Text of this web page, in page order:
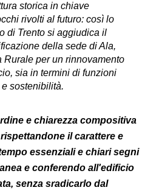
storica in chiave
rivolti al futuro: così lo
di Trento si aggiudica il
della sede di Ala,
Rurale per un rinnovamento
sia in termini di funzioni
sostenibilità.
e chiarezza compositiva
il carattere e
essenziali e chiari segni
e conferendo all'edificio
senza sradicarlo dal